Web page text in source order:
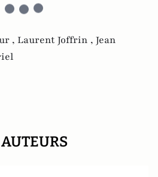
, Laurent Joffrin , Jean